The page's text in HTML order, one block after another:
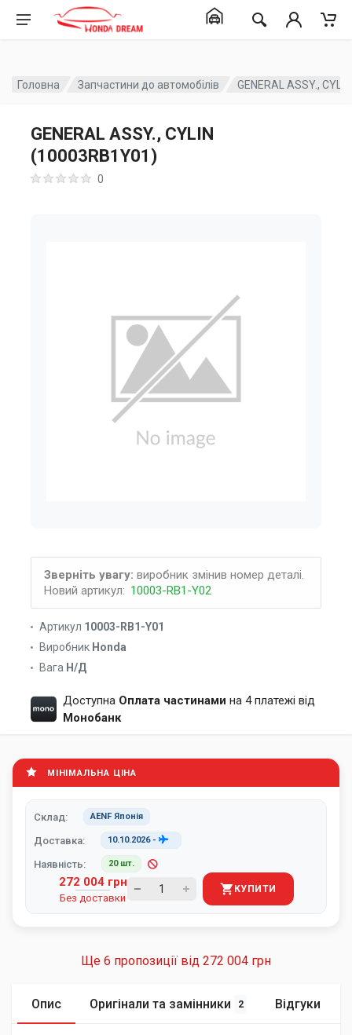
Головна Запчастини до автомобілів GENERAL ASSY.,
GENERAL ASSY., CYLIN
(10003RB1Y01)
0
Зверніть увагу: виробник змінив номер деталі.
Новий артикул: 10003-RB1-Y02
Артикул 10003-RB1-Y01
Виробник Honda
Вага Н/Д
Доступна Оплата частинами на 4 платежі від
Монобанк
МІНІМАЛЬНА ЦІНА
Склад: AENF Японія
Доставка: 10.10.2026-
Наявність: 20 шт.
272 004 грн
Без доставки
КУПИТИ
Ще 6 пропозиції від 272 004 грн
Опис Оригінали та замінники 2 Відгуки